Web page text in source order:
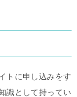
トに申し込みをす
識として持ってい